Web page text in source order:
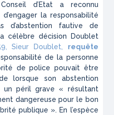
d’Etat a reconnu
la responsabilité
d’abstention fautive de
célèbre décision Doublet
Sieur Doublet, requête
de la personne
de police pouvait être
lorsque son abstention
péril grave « résultant
dangereuse pour le bon
publique ». En l’espèce